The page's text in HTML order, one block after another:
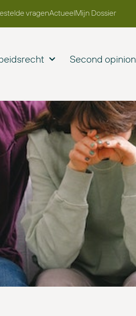
vragenActueelMijn Dossier
Second opinion